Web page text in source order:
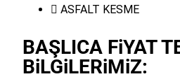
 ASFALT KESME
BAŞLICA FiYAT
BiLGiLERiMiZ: